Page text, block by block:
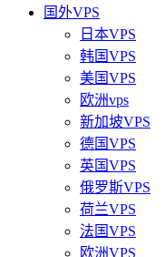
国外VPS
日本VPS
韩国VPS
美国VPS
欧洲vps
新加坡VPS
德国VPS
英国VPS
俄罗斯VPS
荷兰VPS
法国VPS
欧洲VPS